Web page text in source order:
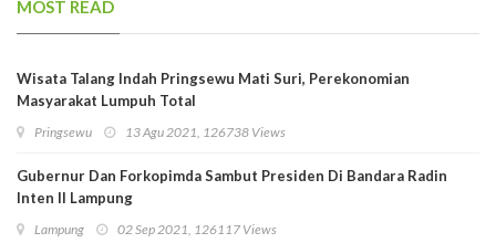
MOST READ
Wisata Talang Indah Pringsewu Mati Suri, Perekonomian
Masyarakat Lumpuh Total
Pringsewu 13 Agu 2021, 126738 Views
Gubernur Dan Forkopimda Sambut Presiden Di Bandara Radin
Inten II Lampung
Lampung 02 Sep 2021, 126117 Views